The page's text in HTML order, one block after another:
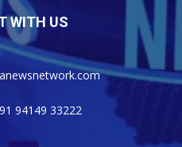
WITH US
94149 33222